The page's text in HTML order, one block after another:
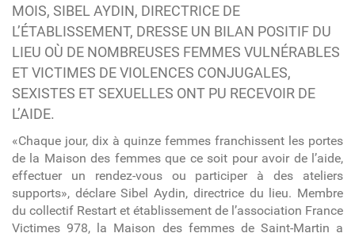
MOIS, SIBEL AYDIN, DIRECTRICE DE
L’ÉTABLISSEMENT, DRESSE UN BILAN POSITIF DU
LIEU OÙ DE NOMBREUSES FEMMES VULNÉRABLES
ET VICTIMES DE VIOLENCES CONJUGALES,
SEXISTES ET SEXUELLES ONT PU RECEVOIR DE
L’AIDE.
«Chaque jour, dix à quinze femmes franchissent les portes
de la Maison des femmes que ce soit pour avoir de l’aide,
effectuer un rendez-vous ou participer à des ateliers
supports», déclare Sibel Aydin, directrice du lieu. Membre
du collectif Restart et établissement de l’association France
Victimes 978, la Maison des femmes de Saint-Martin a